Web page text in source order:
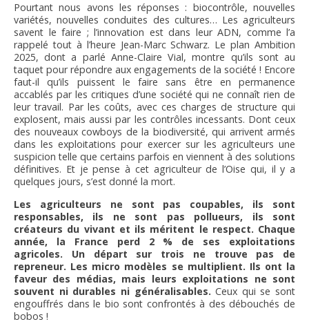
Pourtant nous avons les réponses : biocontrôle, nouvelles
variétés, nouvelles conduites des cultures… Les agriculteurs
savent le faire ; l’innovation est dans leur ADN, comme l’a
rappelé tout à l’heure Jean-Marc Schwarz. Le plan Ambition
2025, dont a parlé Anne-Claire Vial, montre qu’ils sont au
taquet pour répondre aux engagements de la société ! Encore
faut-il qu’ils puissent le faire sans être en permanence
accablés par les critiques d’une société qui ne connaît rien de
leur travail. Par les coûts, avec ces charges de structure qui
explosent, mais aussi par les contrôles incessants. Dont ceux
des nouveaux cowboys de la biodiversité, qui arrivent armés
dans les exploitations pour exercer sur les agriculteurs une
suspicion telle que certains parfois en viennent à des solutions
définitives. Et je pense à cet agriculteur de l’Oise qui, il y a
quelques jours, s’est donné la mort.
Les agriculteurs ne sont pas coupables, ils sont
responsables, ils ne sont pas pollueurs, ils sont
créateurs du vivant et ils méritent le respect. Chaque
année, la France perd 2 % de ses exploitations
agricoles. Un départ sur trois ne trouve pas de
repreneur. Les micro modèles se multiplient. Ils ont la
faveur des médias, mais leurs exploitations ne sont
souvent ni durables ni généralisables.Ceux qui se sont
engouffrés dans le bio sont confrontés à des débouchés de
bobos !